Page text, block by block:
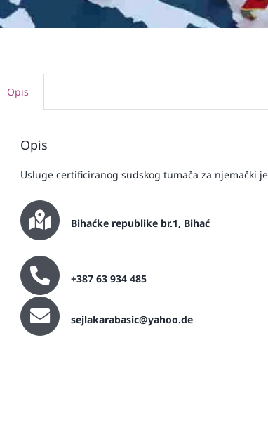
Opis
Opis
Usluge certificiranog sudskog tumača za njemački
Bihaćke republike br.1, Bihać
+387 63 934 485
sejlakarabasic@yahoo.de